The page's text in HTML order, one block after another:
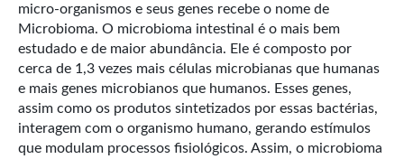
micro-organismos e seus genes recebe o nome de
Microbioma. O microbioma intestinal é o mais bem
estudado e de maior abundância. Ele é composto por
cerca de 1,3 vezes mais células microbianas que humanas
e mais genes microbianos que humanos. Esses genes,
assim como os produtos sintetizados por essas bactérias,
interagem com o organismo humano, gerando estímulos
que modulam processos fisiológicos. Assim, o microbioma